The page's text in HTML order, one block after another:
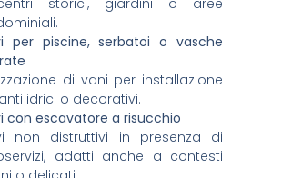
per piscine, serbatoi o vasche
di vani per installazione
idrici o decorativi.
con escavatore a risucchio
non distruttivi in presenza di
adatti anche a contesti